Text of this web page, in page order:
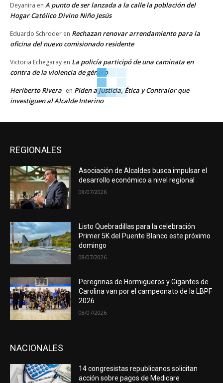
Deyanira en A punto de ser lanzada a la calle la población del
Hogar Católico Divino Niño Jesús
Eduardo Schroder en Rechazan renovar arrendamiento para la
oficina del nuevo comisionado residente
Victoria Echegaray en La policía participó de una caminata en
contra de la violencia de género
Heriberto Rivera en Piden a Justicia, Ética y Contralor que
investiguen al Alcalde Interino
REGIONALES
Asociación de Alcaldes busca impulsar el
desarrollo económico a nivel regional
08/07/2026
Listo Quebradillas para la celebración
Primer 5K del Puente Blanco este próximo
domingo
08/07/2026
Peregrinas de Hormigueros y Gigantes de
Carolina van por el campeonato de la LBPF
2026
08/07/2026
NACIONALES
14 congresistas republicanos solicitan
acción sobre pagos de Medicare